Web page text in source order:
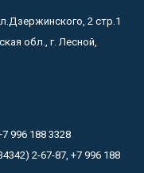
2 стр.1
обл., г. Лесной,
996 188 3328
2-67-87, +7 996 188